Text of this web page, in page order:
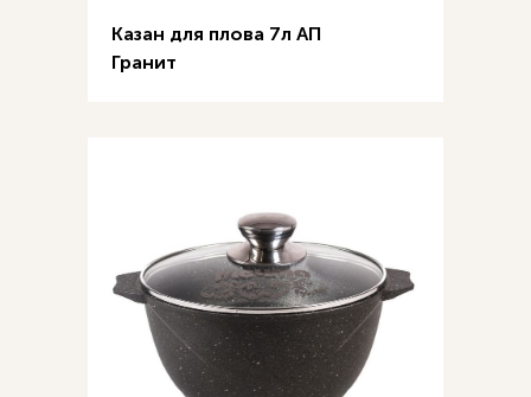
Казан для плова 7л АП
Гранит